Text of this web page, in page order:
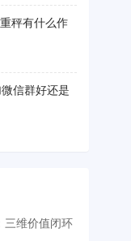
秤有什么作
信群好还是
三维价值闭环